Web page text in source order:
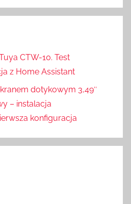
CTW-10. Test
z Home Assistant
dotykowym 3,49″
– instalacja
konfiguracja